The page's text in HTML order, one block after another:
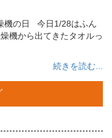
機の日 今日1/28はふん
機から出てきたタオルっ
続きを読む...